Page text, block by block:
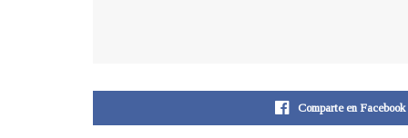
Comparte en Facebook